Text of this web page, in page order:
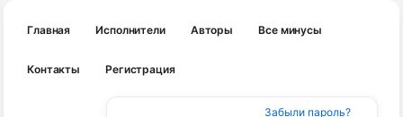
Главная Исполнители Авторы Все минусы
Контакты Регистрация
Забыли пароль?